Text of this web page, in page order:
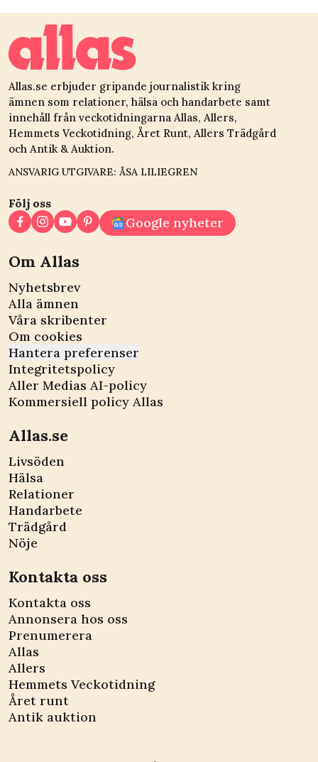
Allas.se erbjuder gripande journalistik kring
ämnen som relationer, hälsa och handarbete samt
innehåll från veckotidningarna Allas, Allers,
Hemmets Veckotidning, Året Runt, Allers Trädgård
och Antik & Auktion.
ANSVARIG UTGIVARE: ÅSA LILIEGREN
Följ oss
Google nyheter
Om Allas
Nyhetsbrev
Alla ämnen
Våra skribenter
Om cookies
Hantera preferenser
Integritetspolicy
Aller Medias AI-policy
Kommersiell policy Allas
Allas.se
Livsöden
Hälsa
Relationer
Handarbete
Trädgård
Nöje
Kontakta oss
Kontakta oss
Annonsera hos oss
Prenumerera
Allas
Allers
Hemmets Veckotidning
Året runt
Antik auktion